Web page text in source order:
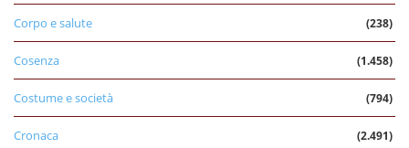
Corpo e salute (238)
Cosenza (1.458)
Costume e società (794)
Cronaca (2.491)